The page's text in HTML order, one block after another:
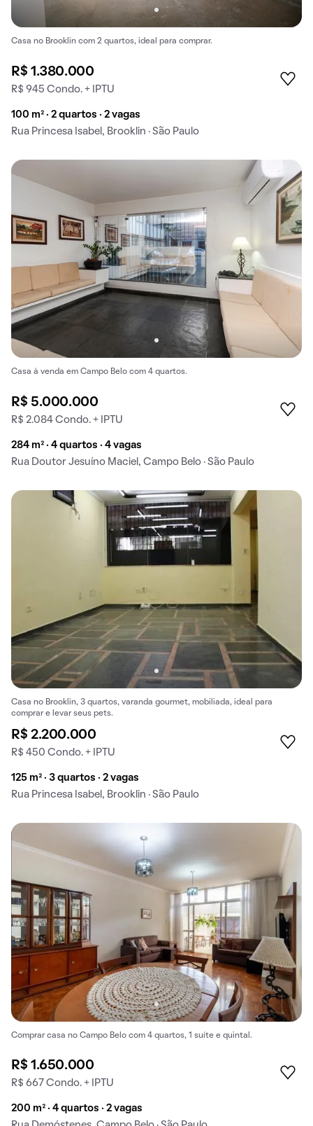
Casa no Brooklin com 2 quartos, ideal para comprar.
R$ 1.380.000
R$ 945 Condo. + IPTU
100 m² · 2 quartos · 2 vagas
Rua Princesa Isabel, Brooklin · São Paulo
Casa à venda em Campo Belo com 4 quartos.
R$ 5.000.000
R$ 2.084 Condo. + IPTU
284 m² · 4 quartos · 4 vagas
Rua Doutor Jesuíno Maciel, Campo Belo · São Paulo
Casa no Brooklin, 3 quartos, varanda gourmet, mobiliada, ideal para
comprar e levar seus pets.
R$ 2.200.000
R$ 450 Condo. + IPTU
125 m² · 3 quartos · 2 vagas
Rua Princesa Isabel, Brooklin · São Paulo
Comprar casa no Campo Belo com 4 quartos, 1 suíte e quintal.
R$ 1.650.000
R$ 667 Condo. + IPTU
200 m² · 4 quartos · 2 vagas